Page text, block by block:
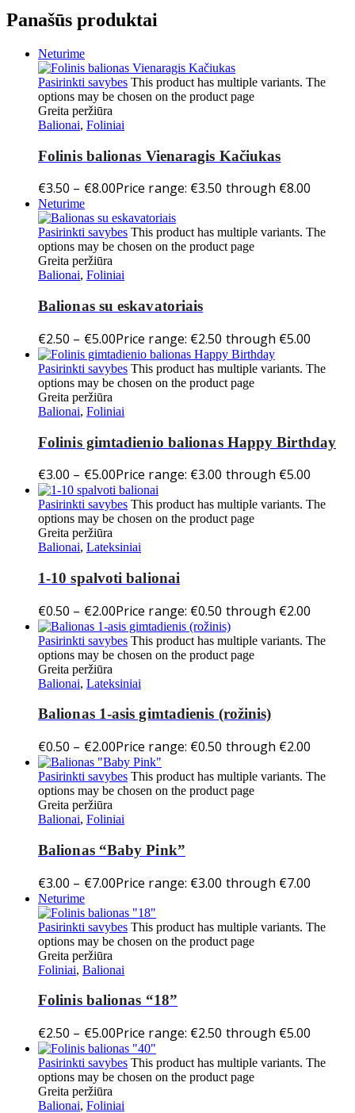
Panašūs produktai
Neturime
Pasirinkti savybes This product has multiple variants. The
options may be chosen on the product page
Greita peržiūra
Balionai, Foliniai
Folinis balionas Vienaragis Kačiukas
€3.50 – €8.00Price range: €3.50 through €8.00
Neturime
Pasirinkti savybes This product has multiple variants. The
options may be chosen on the product page
Greita peržiūra
Balionai, Foliniai
Balionas su eskavatoriais
€2.50 – €5.00Price range: €2.50 through €5.00
Pasirinkti savybes This product has multiple variants. The
options may be chosen on the product page
Greita peržiūra
Balionai, Foliniai
Folinis gimtadienio balionas Happy Birthday
€3.00 – €5.00Price range: €3.00 through €5.00
Pasirinkti savybes This product has multiple variants. The
options may be chosen on the product page
Greita peržiūra
Balionai, Lateksiniai
1-10 spalvoti balionai
€0.50 – €2.00Price range: €0.50 through €2.00
Pasirinkti savybes This product has multiple variants. The
options may be chosen on the product page
Greita peržiūra
Balionai, Lateksiniai
Balionas 1-asis gimtadienis (rožinis)
€0.50 – €2.00Price range: €0.50 through €2.00
Pasirinkti savybes This product has multiple variants. The
options may be chosen on the product page
Greita peržiūra
Balionai, Foliniai
Balionas “Baby Pink”
€3.00 – €7.00Price range: €3.00 through €7.00
Neturime
Pasirinkti savybes This product has multiple variants. The
options may be chosen on the product page
Greita peržiūra
Foliniai, Balionai
Folinis balionas “18”
€2.50 – €5.00Price range: €2.50 through €5.00
Pasirinkti savybes This product has multiple variants. The
options may be chosen on the product page
Greita peržiūra
Balionai, Foliniai